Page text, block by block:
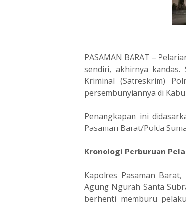
PASAMAN BARAT –
sendiri, akhirnya kandas.
Kriminal (Satreskrim)
persembunyiannya di
Penangkapan ini
Pasaman Barat/Polda
Kronologi Perburuan
Kapolres Pasaman
Agung Ngurah Santa
berhenti memburu